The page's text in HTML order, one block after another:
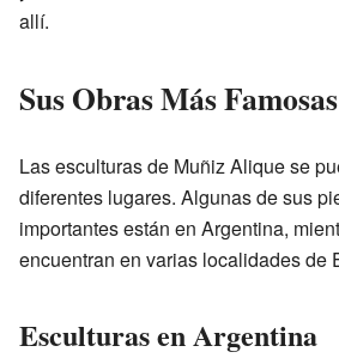
allí.
Sus Obras Más Famosas
Las esculturas de Muñiz Alique se
diferentes lugares. Algunas de sus
importantes están en Argentina,
encuentran en varias localidades de
Esculturas en Argentina